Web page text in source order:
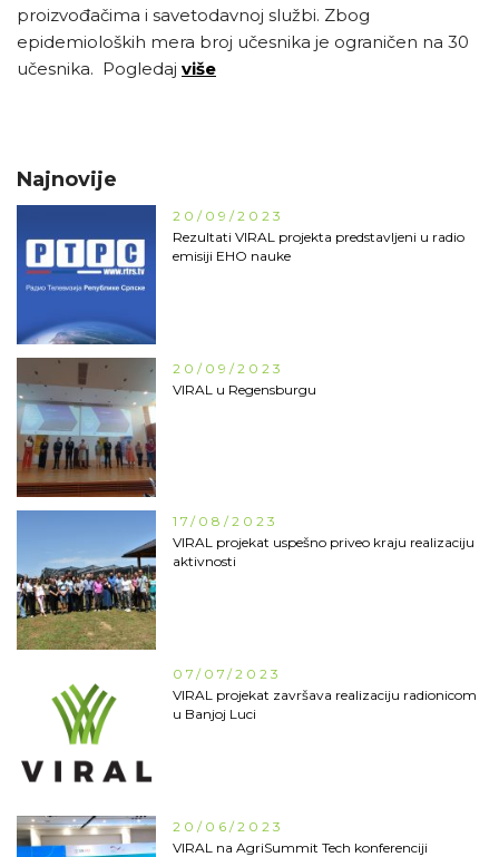
proizvođačima i savetodavnoj službi. Zbog
epidemioloških mera broj učesnika je ograničen na 30
učesnika. Pogledaj više
Najnovije
20/09/2023
Rezultati VIRAL projekta predstavljeni u radio
emisiji EHO nauke
20/09/2023
VIRAL u Regensburgu
17/08/2023
VIRAL projekat uspešno priveo kraju realizaciju
aktivnosti
07/07/2023
VIRAL projekat završava realizaciju radionicom
u Banjoj Luci
20/06/2023
VIRAL na AgriSummit Tech konferenciji